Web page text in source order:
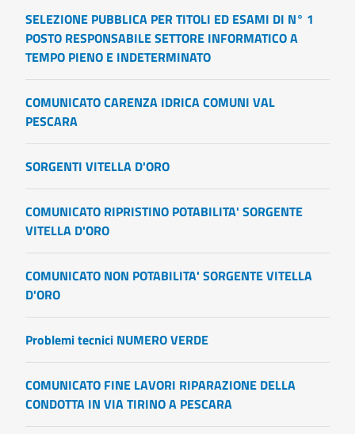
SELEZIONE PUBBLICA PER TITOLI ED ESAMI DI N° 1
POSTO RESPONSABILE SETTORE INFORMATICO A
TEMPO PIENO E INDETERMINATO
COMUNICATO CARENZA IDRICA COMUNI VAL
PESCARA
SORGENTI VITELLA D'ORO
COMUNICATO RIPRISTINO POTABILITA' SORGENTE
VITELLA D'ORO
COMUNICATO NON POTABILITA' SORGENTE VITELLA
D'ORO
Problemi tecnici NUMERO VERDE
COMUNICATO FINE LAVORI RIPARAZIONE DELLA
CONDOTTA IN VIA TIRINO A PESCARA